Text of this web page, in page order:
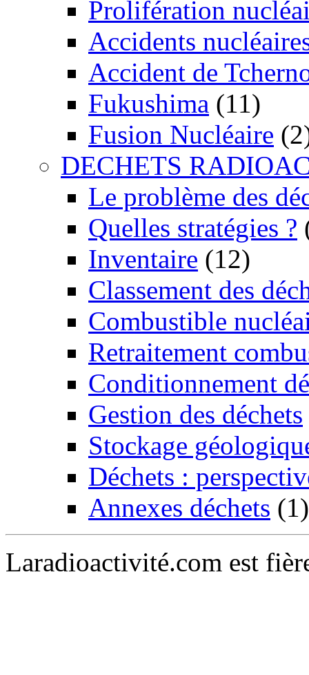
Prolifération
Accidents
Accident de
Fukushima (11)
Fusion Nucléaire
DECHETS
Le problème des
Quelles stratégies ?
Inventaire (12)
Classement des
Combustible
Retraitement
Conditionnement
Gestion des déchets
Stockage
Déchets :
Annexes déchets (1)
Laradioactivité.com est